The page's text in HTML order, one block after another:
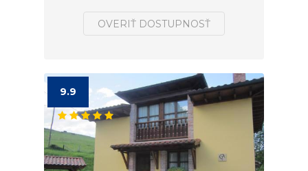
OVERIŤ DOSTUPNOSŤ
9.9